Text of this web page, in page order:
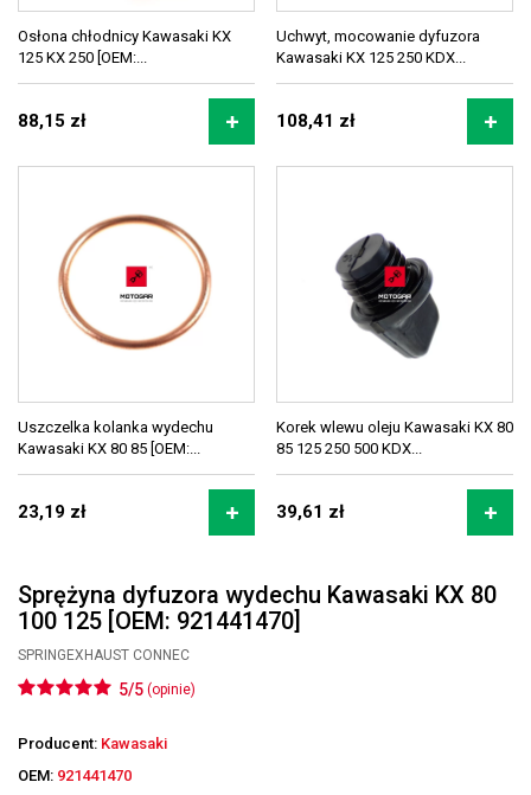
Osłona chłodnicy Kawasaki KX
125 KX 250 [OEM:...
88,15 zł
Uchwyt, mocowanie dyfuzora
Kawasaki KX 125 250 KDX...
108,41 zł
Uszczelka kolanka wydechu
Kawasaki KX 80 85 [OEM:...
23,19 zł
Korek wlewu oleju Kawasaki KX 80
85 125 250 500 KDX...
39,61 zł
Sprężyna dyfuzora wydechu Kawasaki KX 80
100 125 [OEM: 921441470]
SPRINGEXHAUST CONNEC
5/5 (opinie)
Producent: Kawasaki
OEM: 921441470